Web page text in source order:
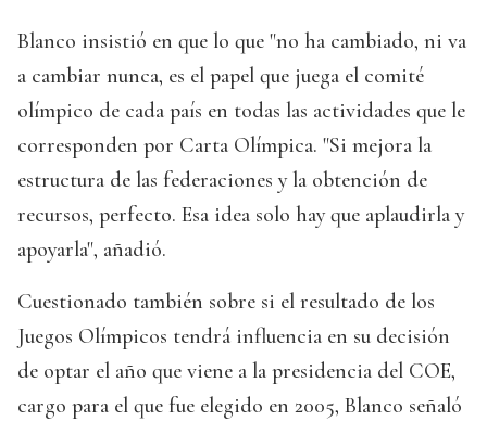
Blanco insistió en que lo que "no ha cambiado, ni va
a cambiar nunca, es el papel que juega el comité
olímpico de cada país en todas las actividades que le
corresponden por Carta Olímpica. "Si mejora la
estructura de las federaciones y la obtención de
recursos, perfecto. Esa idea solo hay que aplaudirla y
apoyarla", añadió.
Cuestionado también sobre si el resultado de los
Juegos Olímpicos tendrá influencia en su decisión
de optar el año que viene a la presidencia del COE,
cargo para el que fue elegido en 2005, Blanco señaló